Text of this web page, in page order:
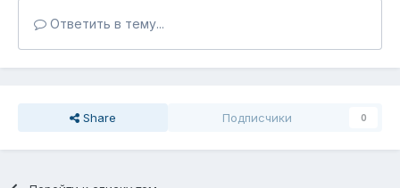
Ответить в тему...
Share Подписчики 0